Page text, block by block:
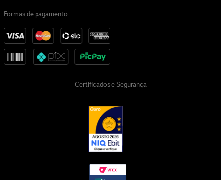
Formas de pagamento
Certificados e Segurança